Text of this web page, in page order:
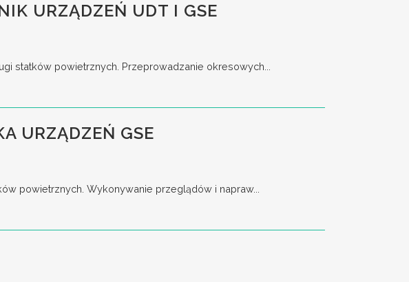
URZĄDZEŃ UDT I GSE
statków powietrznych. Przeprowadzanie okresowych...
URZĄDZEŃ GSE
powietrznych. Wykonywanie przeglądów i napraw...